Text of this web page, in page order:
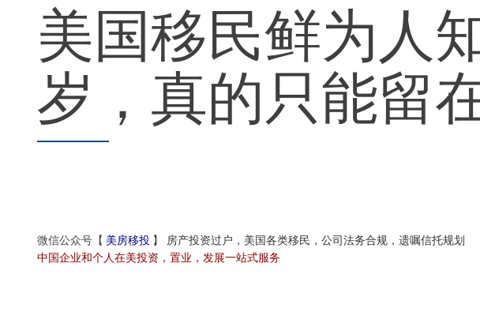
美国移民鲜为人
岁，真的只能留
微信公众号【 美房移投 】
房产投资过户，美国各类移民，公司法务合规，遗嘱信托规划
中国企业和个人在美投资，置业，发展一站式服务